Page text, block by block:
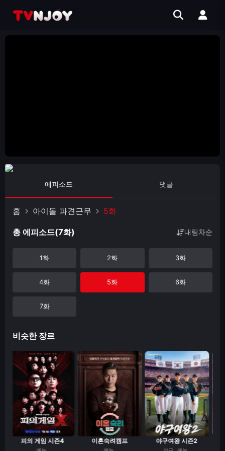
에피소드 댓글
홈 아이돌 파견근무 5화
총 에피소드(7화) 내림차순
1화 2화 3화
4화 5화 6화
7화
비슷한 장르
피의 게임 시즌4 이혼숙려캠프 야구여왕 시즌2